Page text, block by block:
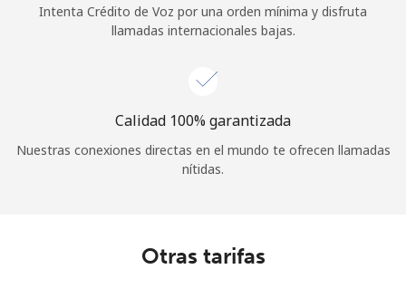
Intenta Crédito de Voz por una orden mínima y disfruta
llamadas internacionales bajas.
Calidad 100% garantizada
Nuestras conexiones directas en el mundo te ofrecen llamadas
nítidas.
Otras tarifas